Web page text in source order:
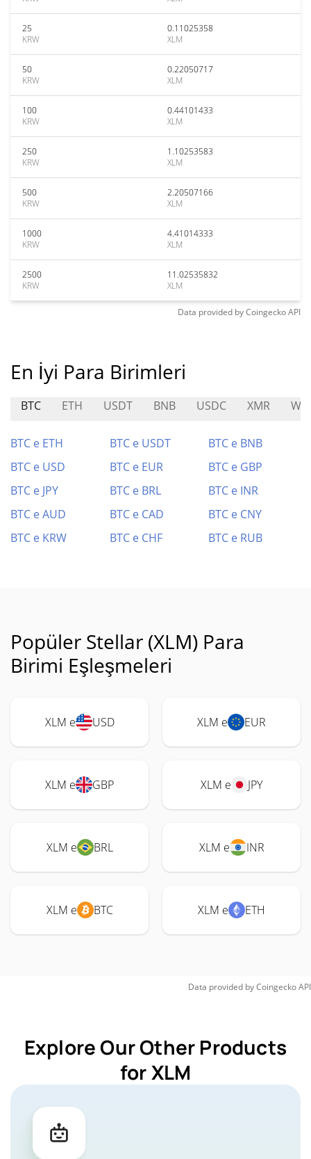
25
KRW
0.11025358
XLM
50
KRW
0.22050717
XLM
100
KRW
0.44101433
XLM
250
KRW
1.10253583
XLM
500
KRW
2.20507166
XLM
1000
KRW
4.41014333
XLM
2500
KRW
11.02535832
XLM
Data provided byCoingeckoAPI
En İyi Para Birimleri
BTC ETH USDT BNB USDC XMR
BTC e ETH BTC e USDT
BTC e BNB
BTC e USD
BTC e EUR
BTC e GBP
BTC e JPY
BTC e BRL
BTC e INR
BTC e AUD
BTC e CAD
BTC e CNY
BTC e KRW
BTC e CHF BTC e RUB
Popüler Stellar (XLM) Para
Birimi Eşleşmeleri
XLM e USD XLM e EUR
XLM e GBP XLM e JPY
XLM e BRL XLM e INR
XLM e BTC XLM e ETH
Data provided byCoingeckoAPI
Explore Our Other Products
for XLM